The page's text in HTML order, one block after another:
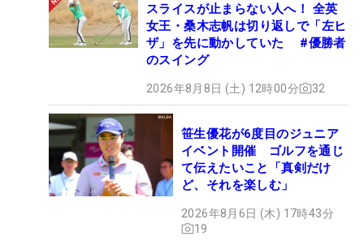
スライスが止まらない人へ！ 全英
女王・桑木志帆は切り返しで「左ヒ
ザ」を先に動かしていた #優勝者
のスイング
2026年8月8日 (土) 12時00分 32
笹生優花が6度目のジュニア
イベント開催 ゴルフを通じ
て伝えたいこと「真剣だけ
ど、それを楽しむ」
2026年8月6日 (木) 17時43分
19